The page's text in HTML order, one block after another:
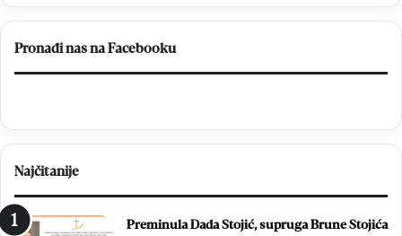
Pronađi nas na Facebooku
Najčitanije
Preminula Dada Stojić, supruga Brune Stojića